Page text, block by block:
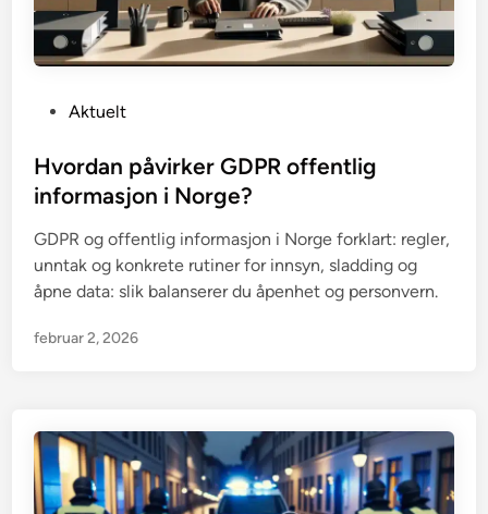
s
t
d
i
n
Aktuelt
Hvordan påvirker GDPR offentlig
informasjon i Norge?
GDPR og offentlig informasjon i Norge forklart: regler,
unntak og konkrete rutiner for innsyn, sladding og
åpne data: slik balanserer du åpenhet og personvern.
februar 2, 2026